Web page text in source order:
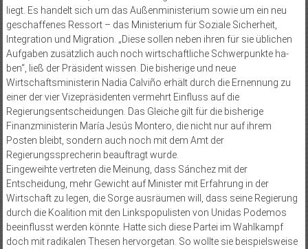
liegt. Es handelt sich um das Außenministerium sowie um ein neu
geschaffenes Ressort – das Ministerium für Soziale Sicherheit,
Integration und Migration. „Diese sollen neben ihren für sie üblichen
Aufgaben zusätzlich auch noch wirtschaftliche Schwerpunkte ha­-
ben“, ließ der Präsident wissen. Die bisherige und neue
Wirtschaftsministerin Nadia Calviño erhält durch die Ernennung zu
einer der vier Vizepräsidenten vermehrt Einfluss auf die
Regierungsentscheidungen. Das Gleiche gilt für die bisherige
Finanzministerin María Jesús Montero, die nicht nur auf ihrem
Posten bleibt, sondern auch noch mit dem Amt der
Regierungssprecherin beauftragt wurde.
Eingeweihte vertreten die Meinung, dass Sánchez mit der
Entscheidung, mehr Gewicht auf Minister mit Erfahrung in der
Wirtschaft zu legen, die Sorge ausräumen will, dass seine Regierung
durch die Koalition mit den Linkspopulisten von Unidas Podemos
beeinflusst werden könnte. Hatte sich diese Partei im Wahlkampf
doch mit radikalen Thesen hervorgetan. So wollte sie beispielsweise